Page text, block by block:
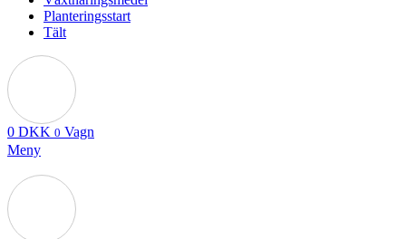
Planteringsstart
Tält
0 DKK 0 Vagn
Meny